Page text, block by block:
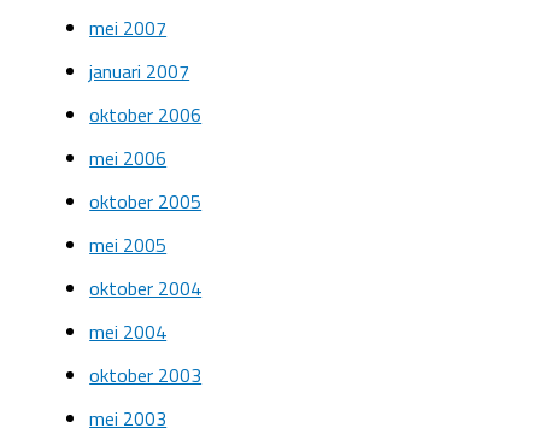
mei 2007
januari 2007
oktober 2006
mei 2006
oktober 2005
mei 2005
oktober 2004
mei 2004
oktober 2003
mei 2003